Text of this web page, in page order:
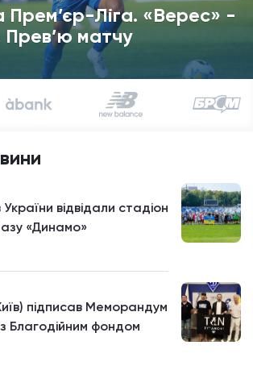
Прем’єр-Ліга. «Верес» -
матчу
України відвідали стадіон
«Динамо»
підписав Меморандум
Благодійним фондом